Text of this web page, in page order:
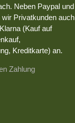
Neben Paypal und
Privatkunden auch
(Kauf auf
Kreditkarte) an.
Zahlung